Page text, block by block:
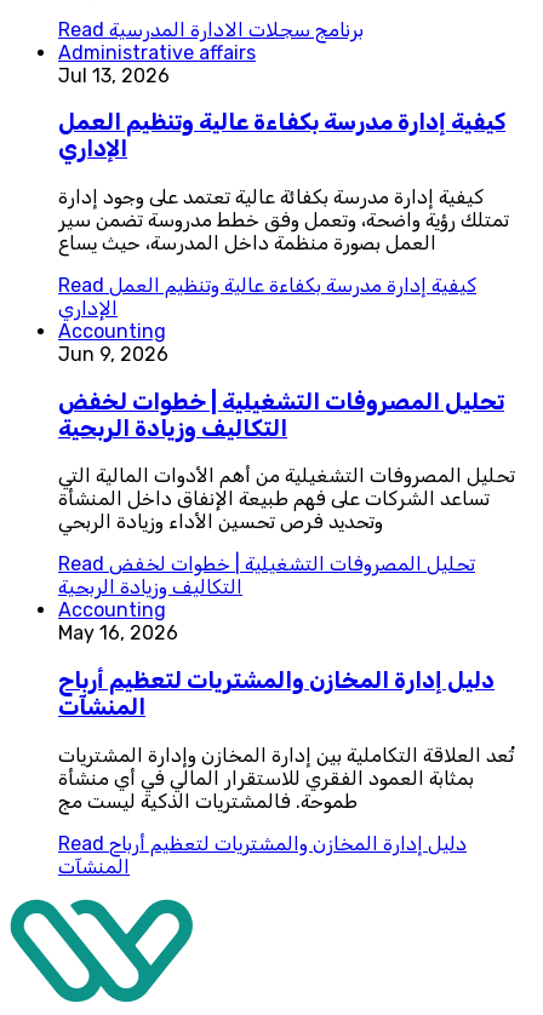
Read برنامج سجلات الادارة المدرسية
Administrative affairs
Jul 13, 2026
كيفية إدارة مدرسة بكفاءة عالية وتنظيم العمل
الإداري
كيفية إدارة مدرسة بكفائة عالية تعتمد على وجود إدارة
تمتلك رؤية واضحة، وتعمل وفق خطط مدروسة تضمن سير
العمل بصورة منظمة داخل المدرسة، حيث يساع
Read كيفية إدارة مدرسة بكفاءة عالية وتنظيم العمل
الإداري
Accounting
Jun 9, 2026
تحليل المصروفات التشغيلية | خطوات لخفض
التكاليف وزيادة الربحية
تحليل المصروفات التشغيلية من أهم الأدوات المالية التي
تساعد الشركات على فهم طبيعة الإنفاق داخل المنشأة
وتحديد فرص تحسين الأداء وزيادة الربحي
Read تحليل المصروفات التشغيلية | خطوات لخفض
التكاليف وزيادة الربحية
Accounting
May 16, 2026
دليل إدارة المخازن والمشتريات لتعظيم أرباح
المنشآت
تُعد العلاقة التكاملية بين إدارة المخازن وإدارة المشتريات
بمثابة العمود الفقري للاستقرار المالي في أي منشأة
طموحة. فالمشتريات الذكية ليست مج
Read دليل إدارة المخازن والمشتريات لتعظيم أرباح
المنشآت